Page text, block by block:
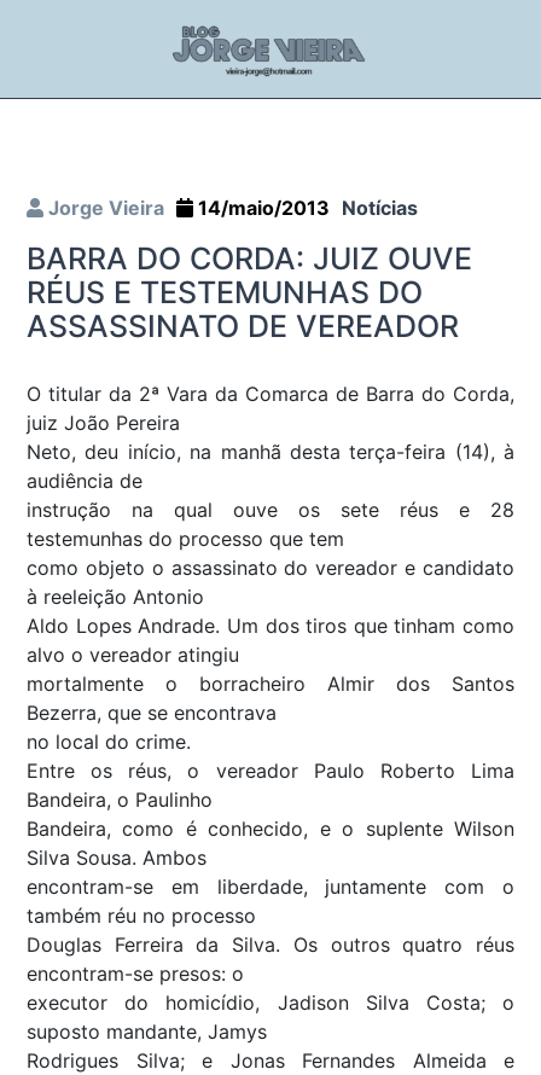
Jorge Vieira 14/maio/2013 Notícias
BARRA DO CORDA: JUIZ OUVE
RÉUS E TESTEMUNHAS DO
ASSASSINATO DE VEREADOR
O titular da 2ª Vara da Comarca de Barra do Corda,
juiz João Pereira
Neto, deu início, na manhã desta terça-feira (14), à
audiência de
instrução na qual ouve os sete réus e 28
testemunhas do processo que tem
como objeto o assassinato do vereador e candidato
à reeleição Antonio
Aldo Lopes Andrade. Um dos tiros que tinham como
alvo o vereador atingiu
mortalmente o borracheiro Almir dos Santos
Bezerra, que se encontrava
no local do crime.
Entre os réus, o vereador Paulo Roberto Lima
Bandeira, o Paulinho
Bandeira, como é conhecido, e o suplente Wilson
Silva Sousa. Ambos
encontram-se em liberdade, juntamente com o
também réu no processo
Douglas Ferreira da Silva. Os outros quatro réus
encontram-se presos: o
executor do homicídio, Jadison Silva Costa; o
suposto mandante, Jamys
Rodrigues Silva; e Jonas Fernandes Almeida e